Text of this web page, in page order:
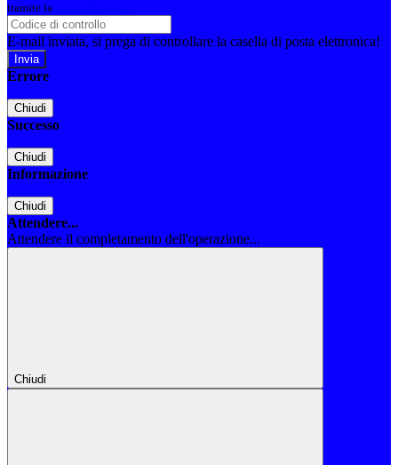
tramite la
E-mail inviata, si prega di controllare la casella di posta elettronica!
Errore
Chiudi
Successo
Chiudi
Informazione
Chiudi
Attendere...
Attendere il completamento dell'operazione...
Chiudi